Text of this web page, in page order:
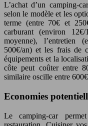
L’achat d’un camping-
selon le modèle et les
terme (entre 70€ et
carburant (environ
moyenne), l’entretien
500€/an) et les frais de
équipements et la
côte peut coûter entre
similaire oscille entre
Economies
Le camping-car